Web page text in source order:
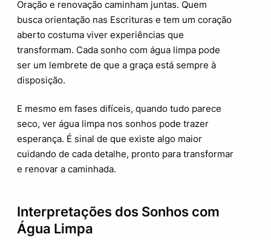
Oração e renovação caminham juntas. Quem
busca orientação nas Escrituras e tem um coração
aberto costuma viver experiências que
transformam. Cada sonho com água limpa pode
ser um lembrete de que a graça está sempre à
disposição.
E mesmo em fases difíceis, quando tudo parece
seco, ver água limpa nos sonhos pode trazer
esperança. É sinal de que existe algo maior
cuidando de cada detalhe, pronto para transformar
e renovar a caminhada.
Interpretações dos Sonhos com
Água Limpa